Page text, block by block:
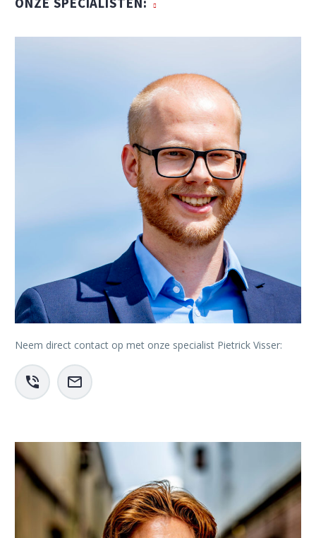
Neem direct contact op met onze specialist Pietrick Visser:

 
